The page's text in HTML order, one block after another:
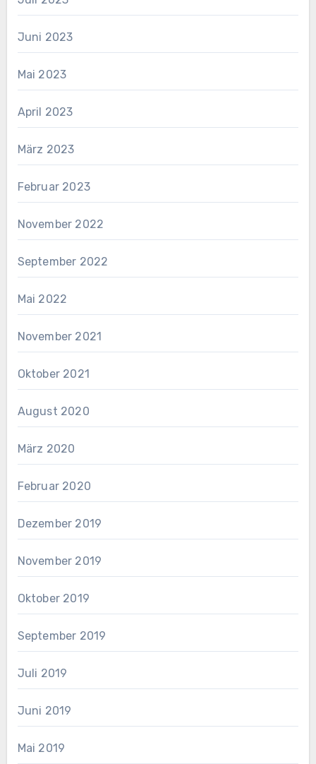
Juni 2023
Mai 2023
April 2023
März 2023
Februar 2023
November 2022
September 2022
Mai 2022
November 2021
Oktober 2021
August 2020
März 2020
Februar 2020
Dezember 2019
November 2019
Oktober 2019
September 2019
Juli 2019
Juni 2019
Mai 2019